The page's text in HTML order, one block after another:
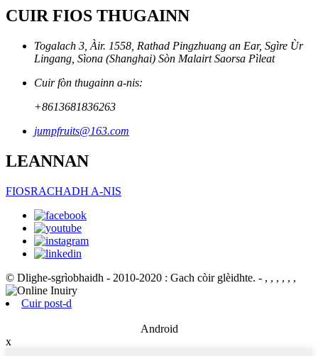
CUIR FIOS THUGAINN
Togalach 3, Àir. 1558, Rathad Pingzhuang an Ear, Sgìre Ùr
Lingang, Sìona (Shanghai) Sòn Malairt Saorsa Pìleat
Cuir fòn thugainn a-nis:
+8613681836263
jumpfruits@163.com
LEANNAN
FIOSRACHADH A-NIS
© Dlighe-sgrìobhaidh - 2010-2020 : Gach còir glèidhte. - , , , , , ,
Cuir post-d
Android
x